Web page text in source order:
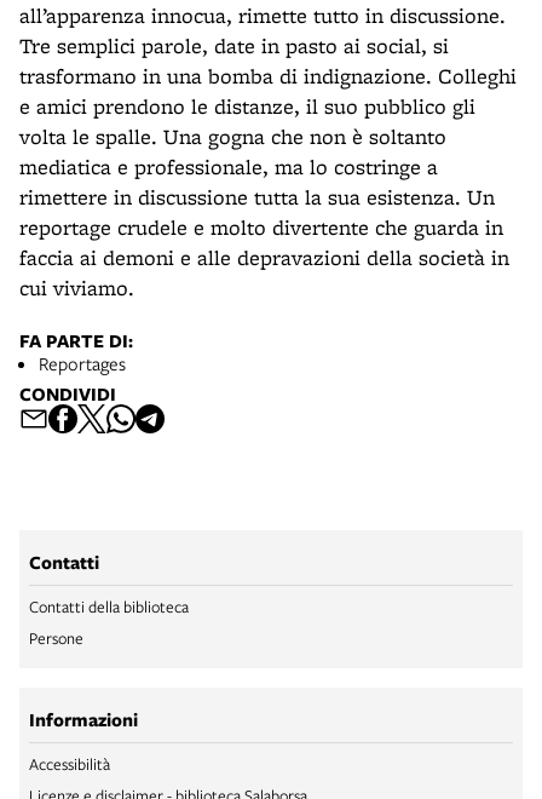
all’apparenza innocua, rimette tutto in discussione.
Tre semplici parole, date in pasto ai social, si
trasformano in una bomba di indignazione. Colleghi
e amici prendono le distanze, il suo pubblico gli
volta le spalle. Una gogna che non è soltanto
mediatica e professionale, ma lo costringe a
rimettere in discussione tutta la sua esistenza. Un
reportage crudele e molto divertente che guarda in
faccia ai demoni e alle depravazioni della società in
cui viviamo.
FA PARTE DI:
Reportages
CONDIVIDI
Contatti
Contatti della biblioteca
Persone
Informazioni
Accessibilità